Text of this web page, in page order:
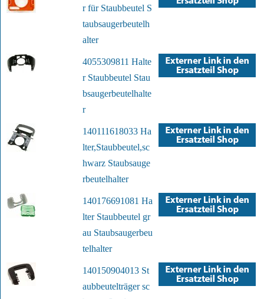
r für Staubbeutel S
taubsaugerbeutelh
alter
4055309811 Halte
r Staubbeutel Stau
bsaugerbeutelhalte
r
140111618033 Ha
lter,Staubbeutel,sc
hwarz Staubsauge
rbeutelhalter
140176691081 Ha
lter Staubbeutel gr
au Staubsaugerbeu
telhalter
140150904013 St
aubbeutelträger sc